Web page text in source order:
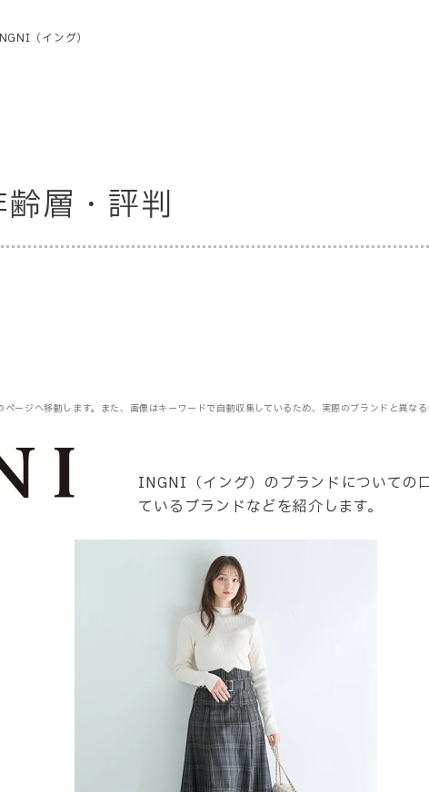
（イング）
層・評判
ージへ移動します。また、画像はキーワードで自動収集しているため、実際のブランドと異な
INGNI（イング）のブランドについての
ているブランドなどを紹介します。